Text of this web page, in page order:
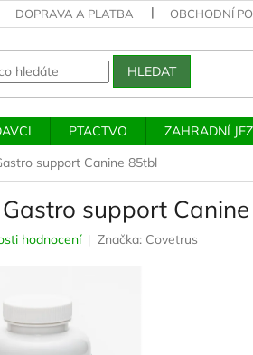
DOPRAVA A PLATBA OBCHODNÍ
HLEDAT
PTACTVO ZAHRADNÍ
support Canine 85tbl
support
hodnocení Značka: Covetrus